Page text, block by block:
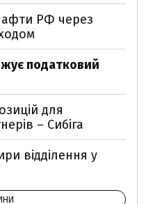
РФ через
податковий
для
– Сибіга
відділення у